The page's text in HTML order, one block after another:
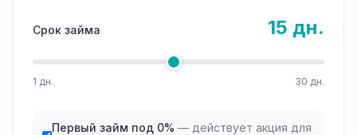
Срок займа 15 дн.
1 дн. 30 дн.
Первый займ под 0% — действует акция для